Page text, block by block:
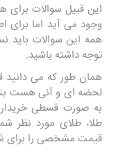
این قبیل سوالات برای
وجود می آید اما برای
همه این سوالات
توجه داشته باشید.
همان طور که می
لحضه ای و آنی هست
به صورت قسطی
طلا، طلای مورد نظر
قیمت مشخصی را برای